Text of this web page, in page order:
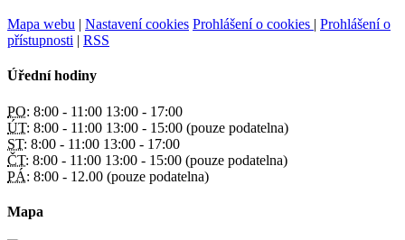
Mapa webu | Nastavení cookies Prohlášení o cookies | Prohlášení o
přístupnosti | RSS
Úřední hodiny
PO: 8:00 - 11:00 13:00 - 17:00
ÚT: 8:00 - 11:00 13:00 - 15:00 (pouze podatelna)
ST: 8:00 - 11:00 13:00 - 17:00
ČT: 8:00 - 11:00 13:00 - 15:00 (pouze podatelna)
PÁ: 8:00 - 12.00 (pouze podatelna)
Mapa